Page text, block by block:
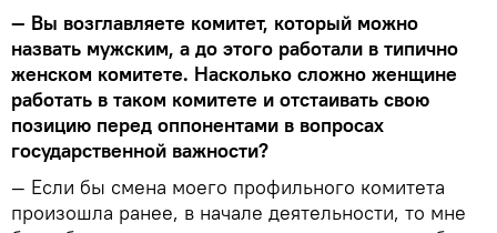
— Вы возглавляете комитет, который можно
назвать мужским, а до этого работали в типично
женском комитете. Насколько сложно женщине
работать в таком комитете и отстаивать свою
позицию перед оппонентами в вопросах
государственной важности?
— Если бы смена моего профильного комитета
произошла ранее, в начале деятельности, то мне